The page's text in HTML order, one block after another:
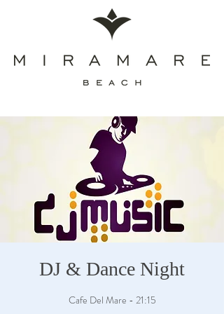
DJ & Dance Night
Cafe Del Mare - 21:15